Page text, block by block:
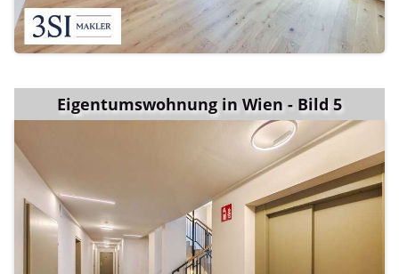
Eigentumswohnung in Wien - Bild 5